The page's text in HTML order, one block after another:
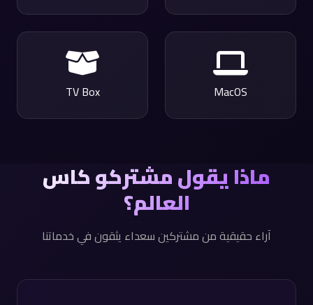
MacOS
TV Box
ماذا يقول مشتركو كاس
العالم؟
آراء حقيقية من مشتركين سعداء يثقون في خدماتنا